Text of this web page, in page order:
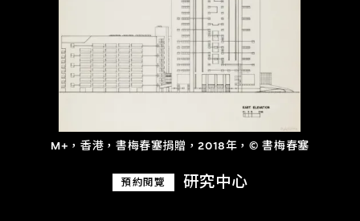
M+，香港，書梅春塞捐贈，2018年，© 書梅春塞
預約閱覽 研究中心
探索世界頂級的二十及二十一世紀視覺
文化藏品。